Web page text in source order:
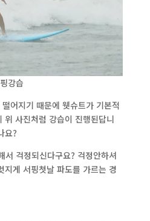
강습
어지기 때문에 웻슈트가 기본적
위 사진처럼 강습이 진행된답니
요?
서 걱정되신다구요? 걱정안하셔
지게 서핑첫날 파도를 가르는 경